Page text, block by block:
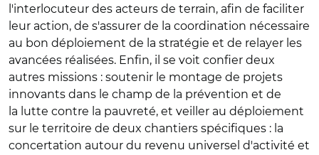
l'interlocuteur des acteurs de terrain, afin de faciliter
leur action, de s'assurer de la coordination nécessaire
au bon déploiement de la stratégie et de relayer les
avancées réalisées. Enfin, il se voit confier deux
autres missions : soutenir le montage de projets
innovants dans le champ de la prévention et de
la lutte contre la pauvreté, et veiller au déploiement
sur le territoire de deux chantiers spécifiques : la
concertation autour du revenu universel d'activité et